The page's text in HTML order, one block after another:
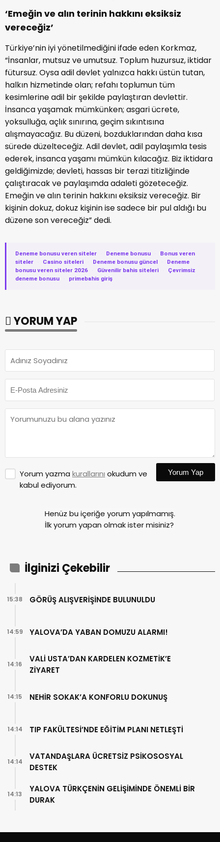
‘Emeğin ve alın terinin hakkını eksiksiz
vereceğiz’
Türkiye’nin iyi yönetilmediğini ifade eden Korkmaz,
“İnsanlar, mutsuz ve umutsuz. Toplum huzursuz, iktidar
fütursuz. Oysa adil devlet yalnızca hakkı üstün tutan,
halkın hizmetinde olan; refahı toplumun tüm
kesimlerine adil bir şekilde paylaştıran devlettir.
İnsanca yaşamak mümkünken; asgari ücrete,
yoksulluğa, açlık sınırına, geçim sıkıntısına
alışmayacağız. Bu düzeni, bozduklarından daha kısa
sürede düzelteceğiz. Adil devlet, adil paylaşımla tesis
ederek, insanca yaşamı mümkün kılacağız. Biz iktidara
geldiğimizde; devleti, hassas bir terazi titizliğinde
çalıştıracak ve paylaşımda adaleti gözeteceğiz.
Emeğin ve alın terinin hakkını eksiksiz vereceğiz. Bir
kişinin dokuz, dokuz kişinin ise sadece bir pul aldığı bu
düzene son vereceğiz” dedi.
Deneme bonusu veren siteler · Deneme bonusu ·
Bonus veren
siteler
· Casino siteleri · Deneme bonusu güncel ·
Deneme
bonusu veren siteler 2026
· Güvenilir bahis siteleri ·
Çevrimsiz
deneme bonusu
· primebahis giriş
YORUM YAP
Yorum yazma kurallarını okudum ve
kabul ediyorum.
Yorum Yap
Henüz bu içeriğe yorum yapılmamış.
İlk yorum yapan olmak ister misiniz?
İlginizi Çekebilir
GÖRÜŞ ALIŞVERİŞİNDE BULUNULDU
15:38
YALOVA’DA YABAN DOMUZU ALARMI!
14:59
VALİ USTA’DAN KARDELEN KOZMETİK’E
ZİYARET
14:16
NEHİR SOKAK’A KONFORLU DOKUNUŞ
14:15
TIP FAKÜLTESİ’NDE EĞİTİM PLANI NETLEŞTİ
14:14
VATANDAŞLARA ÜCRETSİZ PSİKOSOSYAL
DESTEK
14:14
YALOVA TÜRKÇENİN GELİŞİMİNDE ÖNEMLİ BİR
DURAK
14:13